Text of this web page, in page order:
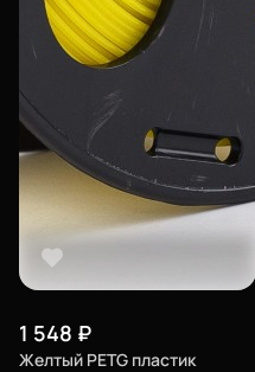
1 548 ₽
Желтый PETG пластик